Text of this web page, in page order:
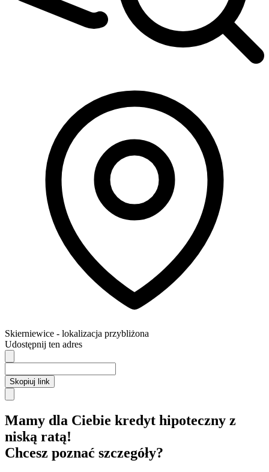
Skierniewice - lokalizacja przybliżona
Udostępnij ten adres
Skopiuj link
Mamy dla Ciebie kredyt hipoteczny z
niską ratą!
Chcesz poznać szczegóły?